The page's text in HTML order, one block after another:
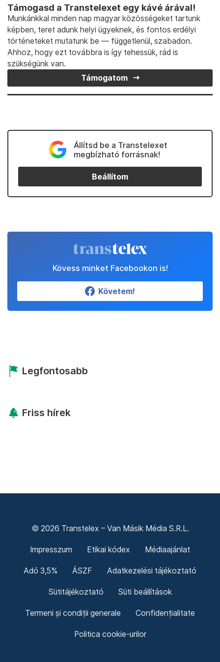
Támogasd a Transtelexet egy kávé árával!
Munkánkkal minden nap magyar közösségeket tartunk
képben, teret adunk helyi ügyeknek, és fontos erdélyi
történeteket mutatunk be — függetlenül, szabadon.
Ahhoz, hogy ezt továbbra is így tehessük, rád is
szükségünk van.
Támogatom
Állítsd be a Transtelexet
megbízható forrásnak!
Beállítom
Kövess minket Facebookon is!
Követem!
Legfontosabb
Friss hírek
© 2026 Transtelex – Van Másik Média S.R.L.
Impresszum Etikai kódex Médiaajánlat
Adó 3,5% ÁSZF Adatkezelési tájékoztató
Sütitájékoztató Süti beállítások
Termeni și condiții generale Confidențialitate
Politica cookie-urilor